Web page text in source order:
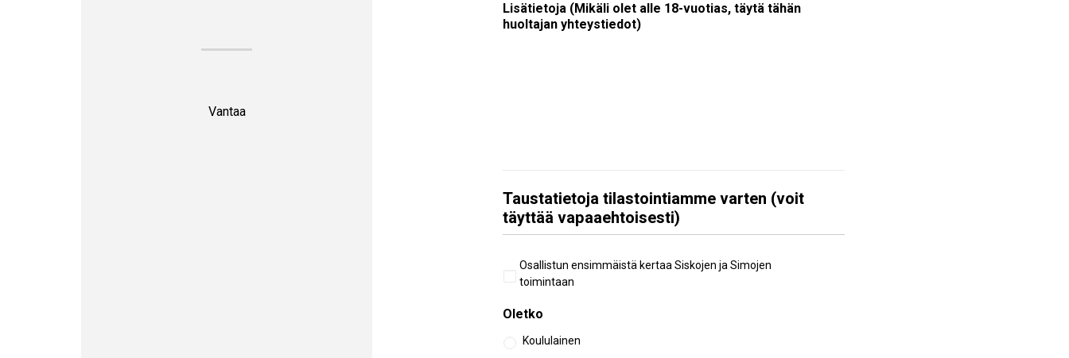
Lisätietoja (Mikäli olet alle 18-vuotias, täytä tähän
huoltajan yhteystiedot)
Taustatietoja tilastointiamme varten (voit
täyttää vapaaehtoisesti)
Aiempi
osallistuminen
Osallistun ensimmäistä kertaa Siskojen ja Simojen
toimintaan
Oletko
Koululainen
Vantaa